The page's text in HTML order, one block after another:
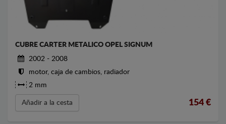
CUBRE CARTER METALICO OPEL SIGNUM
2002 - 2008
motor, caja de cambios, radiador
2 mm
Añadir a la cesta 154 €